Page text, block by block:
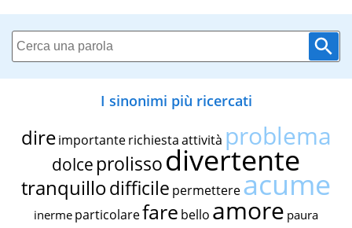
I sinonimi più ricercati
dire importante richiestaattività problema
dolce prolissodivertente
tranquillodifficile permettereacume
inerme particolarefare bello amore paura